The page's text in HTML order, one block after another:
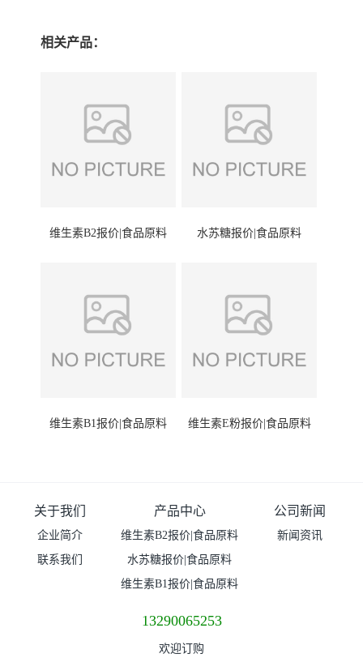
相关产品：
维生素B2报价|食品原料 水苏糖报价|食品原料
维生素B1报价|食品原料 维生素E粉报价|食品原料
关于我们
企业简介
联系我们
产品中心
维生素B2报价|食品原料
水苏糖报价|食品原料
维生素B1报价|食品原料
公司新闻
新闻资讯
13290065253
欢迎订购